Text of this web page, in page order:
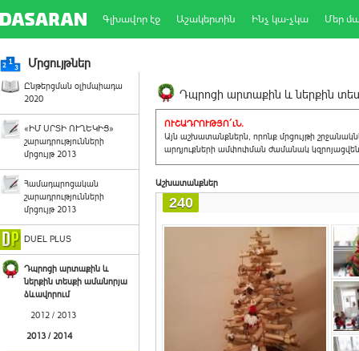
Գլխավոր էջ Աշակերտին Ինչ կա-չկա Մեր
Մրցույթներ
Ընթերցման օլիմպիադա
2020
«ԻՄ ՍՐՏԻ ՈՒՂԵԿԻՑ»
շարադրությունների
մրցույթ 2013
Համադպրոցական
շարադրությունների
մրցույթ 2013
DUEL PLUS
Դպրոցի արտաքին և
ներքին տեսքի ամանորյա
ձևավորում
2012 / 2013
2013 / 2014
Դպրոցի արտաքին և ներքին
ՈՒՇԱԴՐՈՒԹՅՈ´ւՆ.
Այն աշխատանքներն, որոնք մրցույթի
արդյուքների ամփոփման ժամանակ
Աշխատանքներ
240